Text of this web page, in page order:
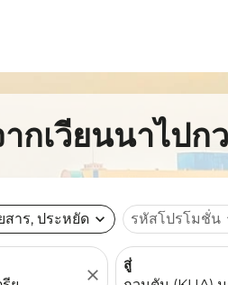
กเวียนนาไป
สาร, ประหยัด expand_more รหัสโปรโมชั่น
close
สู่